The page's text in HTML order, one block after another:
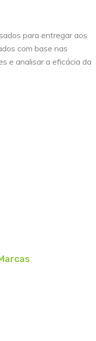
para entregar aos
com base nas
e analisar a eficácia da